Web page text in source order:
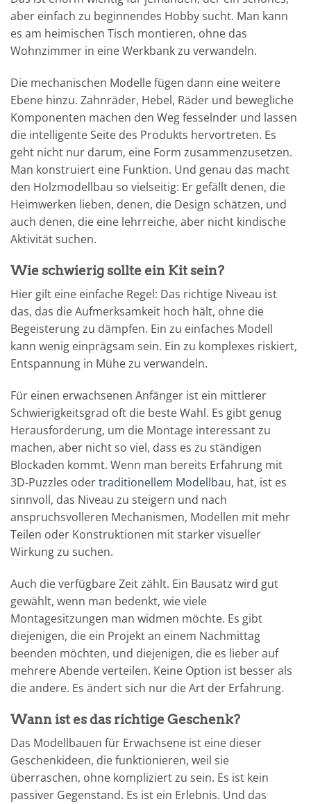
aber einfach zu beginnendes Hobby sucht. Man kann
es am heimischen Tisch montieren, ohne das
Wohnzimmer in eine Werkbank zu verwandeln.
Die mechanischen Modelle fügen dann eine weitere
Ebene hinzu. Zahnräder, Hebel, Räder und bewegliche
Komponenten machen den Weg fesselnder und lassen
die intelligente Seite des Produkts hervortreten. Es
geht nicht nur darum, eine Form zusammenzusetzen.
Man konstruiert eine Funktion. Und genau das macht
den Holzmodellbau so vielseitig: Er gefällt denen, die
Heimwerken lieben, denen, die Design schätzen, und
auch denen, die eine lehrreiche, aber nicht kindische
Aktivität suchen.
Wie schwierig sollte ein Kit sein?
Hier gilt eine einfache Regel: Das richtige Niveau ist
das, das die Aufmerksamkeit hoch hält, ohne die
Begeisterung zu dämpfen. Ein zu einfaches Modell
kann wenig einprägsam sein. Ein zu komplexes riskiert,
Entspannung in Mühe zu verwandeln.
Für einen erwachsenen Anfänger ist ein mittlerer
Schwierigkeitsgrad oft die beste Wahl. Es gibt genug
Herausforderung, um die Montage interessant zu
machen, aber nicht so viel, dass es zu ständigen
Blockaden kommt. Wenn man bereits Erfahrung mit
3D-Puzzles odertraditionellem Modellbau, hat, ist es
sinnvoll, das Niveau zu steigern und nach
anspruchsvolleren Mechanismen, Modellen mit mehr
Teilen oder Konstruktionen mit starker visueller
Wirkung zu suchen.
Auch die verfügbare Zeit zählt. Ein Bausatz wird gut
gewählt, wenn man bedenkt, wie viele
Montagesitzungen man widmen möchte. Es gibt
diejenigen, die ein Projekt an einem Nachmittag
beenden möchten, und diejenigen, die es lieber auf
mehrere Abende verteilen. Keine Option ist besser als
die andere. Es ändert sich nur die Art der Erfahrung.
Wann ist es das richtige Geschenk?
Das Modellbauen für Erwachsene ist eine dieser
Geschenkideen, die funktionieren, weil sie
überraschen, ohne kompliziert zu sein. Es ist kein
passiver Gegenstand. Es ist ein Erlebnis. Und das